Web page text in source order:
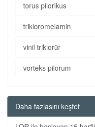
torus pilorikus
trikloromelamin
vinil triklorür
vorteks pilorum
Daha fazlasını keşfet